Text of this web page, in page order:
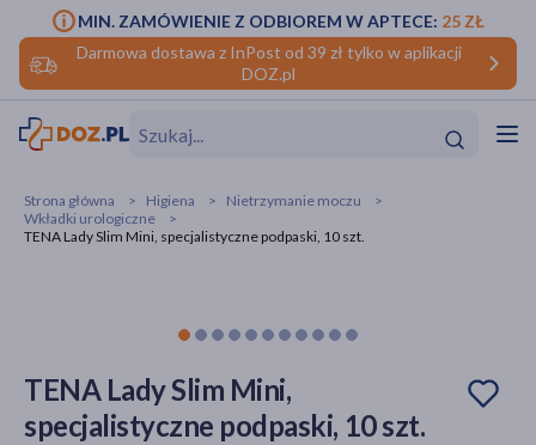
Darmowa dostawa z InPost od 39 zł tylko w aplikacji
DOZ.pl
MIN. ZAMÓWIENIE Z ODBIOREM W APTECE: 25 ZŁ
Strona główna Higiena
Nietrzymanie moczu
Wkładki urologiczne
TENA Lady Slim Mini, specjalistyczne podpaski, 10 szt.
TENA Lady Slim Mini,
specjalistyczne podpaski, 10 szt.